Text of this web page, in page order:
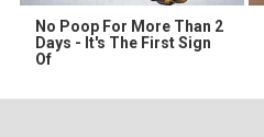
No Poop For More Than 2
Days - It's The First Sign
Of